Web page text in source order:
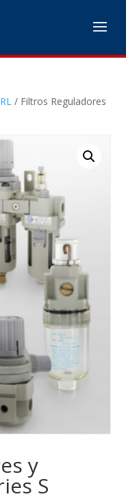
/ Filtros Reguladores
y
S